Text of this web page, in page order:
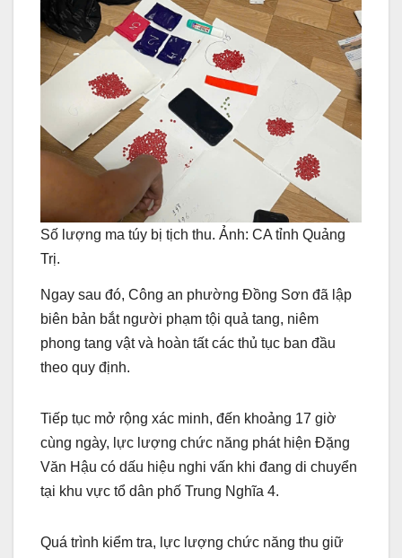
Số lượng ma túy bị tịch thu. Ảnh: CA tỉnh Quảng
Trị.
Ngay sau đó, Công an phường Đồng Sơn đã lập
biên bản bắt người phạm tội quả tang, niêm
phong tang vật và hoàn tất các thủ tục ban đầu
theo quy định.
Tiếp tục mở rộng xác minh, đến khoảng 17 giờ
cùng ngày, lực lượng chức năng phát hiện Đặng
Văn Hậu có dấu hiệu nghi vấn khi đang di chuyển
tại khu vực tổ dân phố Trung Nghĩa 4.
Quá trình kiểm tra, lực lượng chức năng thu giữ